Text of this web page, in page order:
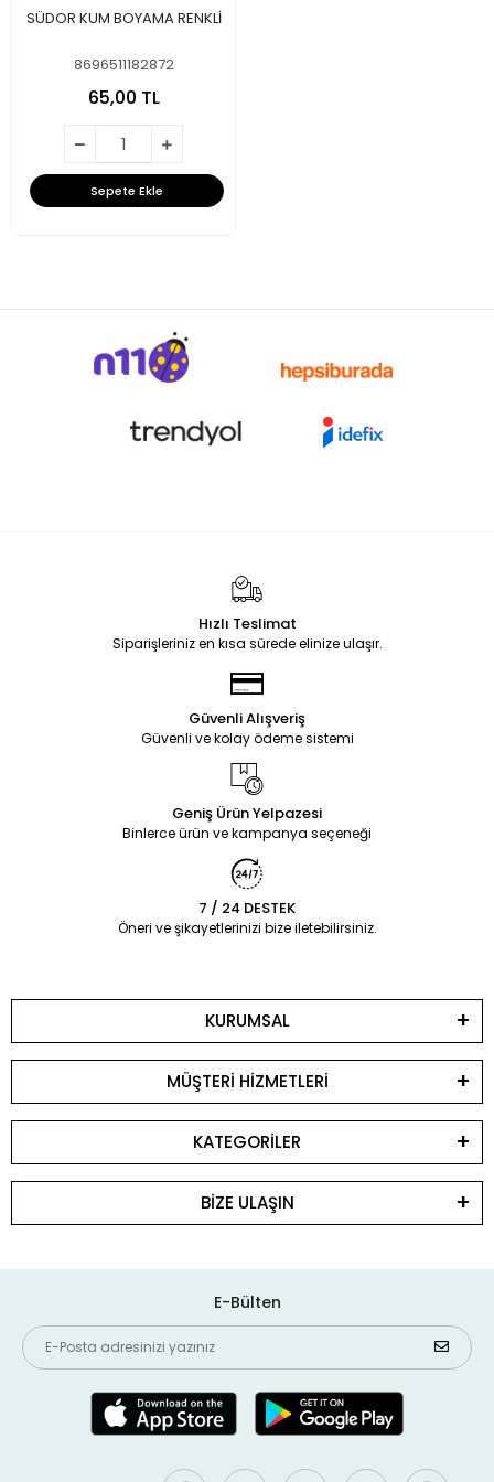
SÜDOR KUM BOYAMA RENKLİ
8696511182872
65,00 TL
Sepete Ekle
Hızlı Teslimat
Siparişleriniz en kısa sürede elinize ulaşır.
Güvenli Alışveriş
Güvenli ve kolay ödeme sistemi
Geniş Ürün Yelpazesi
Binlerce ürün ve kampanya seçeneği
7 / 24 DESTEK
Öneri ve şikayetlerinizi bize iletebilirsiniz.
KURUMSAL
MÜŞTERİ HİZMETLERİ
KATEGORİLER
BİZE ULAŞIN
E-Bülten